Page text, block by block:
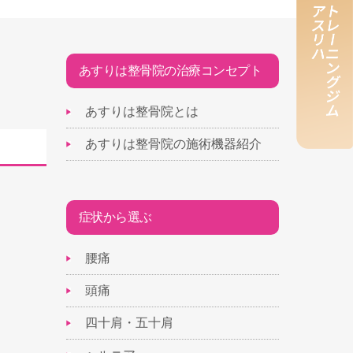
あすりは整骨院の治療コンセプト
あすりは整骨院とは
あすりは整骨院の施術機器紹介
症状から選ぶ
腰痛
頭痛
四十肩・五十肩